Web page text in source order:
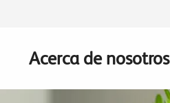
Acerca de nosotros